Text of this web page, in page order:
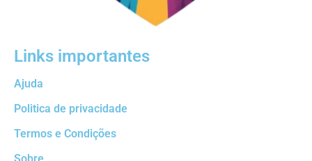
Links importantes
Ajuda
Politica de privacidade
Termos e Condições